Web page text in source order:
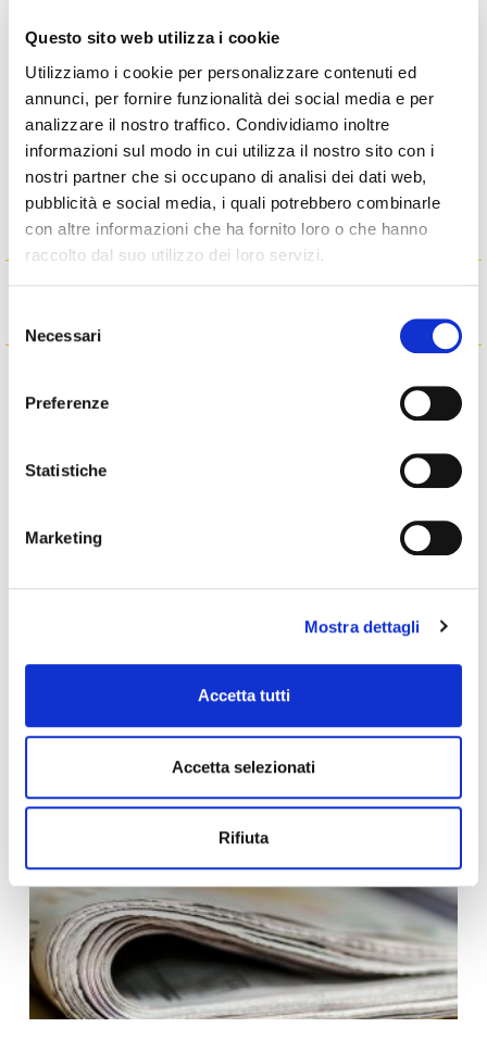
Questo sito web utilizza i cookie
Utilizziamo i cookie per personalizzare contenuti ed
annunci, per fornire funzionalità dei social media e per
analizzare il nostro traffico. Condividiamo inoltre
informazioni sul modo in cui utilizza il nostro sito con i
nostri partner che si occupano di analisi dei dati web,
pubblicità e social media, i quali potrebbero combinarle
con altre informazioni che ha fornito loro o che hanno
raccolto dal suo utilizzo dei loro servizi.
delNecessari
Preferenze
Statistiche
Marketing
Mostra dettagli
Accetta tutti
Accetta selezionati
Rifiuta
queste doti professionali ed umane in Ifitalia
ma anche a Parigi dove ha lavorato per un
certo tempo presso la nostra consorella
transalpina dopo avere lasciato la nostra
società.
Le misure di Governo e vigilanza a
pandemia COVID-19
di Diego Tavecchia